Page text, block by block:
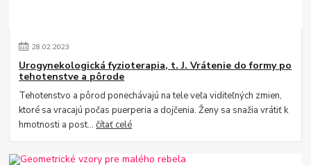
28.02.2023
Urogynekologická fyzioterapia, t. J. Vrátenie do formy po
tehotenstve a pôrode
Tehotenstvo a pôrod ponechávajú na tele veľa viditeľných zmien,
ktoré sa vracajú počas puerperia a dojčenia. Ženy sa snažia vrátiť k
hmotnosti a post...čítať celé